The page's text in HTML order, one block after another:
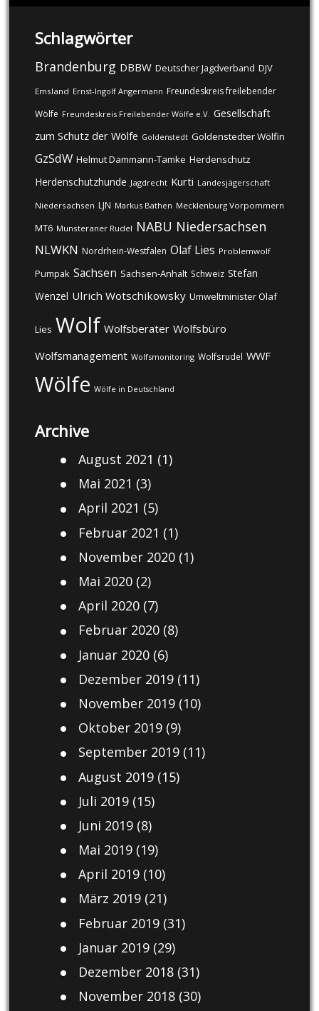
Schlagwörter
Brandenburg DBBW Deutscher Jagdverband DJV
Emsland Ernst-Ingolf Angermann Freundeskreis freilebender
Wölfe Freundeskreis Freilebender Wölfe e.V. Gesellschaft
zum Schutz der Wölfe Goldenstedt Goldenstedter Wölfin
GzSdW Helmut Dammann-Tamke Herdenschutz
Herdenschutzhunde Jagdrecht Kurti Landesjägerschaft
Niedersachsen LJN Markus Bathen Mecklenburg Vorpommern
MT6 Munsteraner Rudel NABU Niedersachsen
NLWKN Nordrhein-Westfalen Olaf Lies Problemwolf
Pumpak Sachsen Sachsen-Anhalt Schweiz Stefan
Wenzel Ulrich Wotschikowsky Umweltminister Olaf
Lies Wolf Wolfsberater Wolfsbüro
Wolfsmanagement Wolfsmonitoring Wolfsrudel WWF
Wölfe Wölfe in Deutschland
Archive
August 2021 (1)
Mai 2021 (3)
April 2021 (5)
Februar 2021 (1)
November 2020(1)
Mai 2020(2)
April 2020(7)
Februar 2020(8)
Januar 2020(6)
Dezember 2019(11)
November 2019(10)
Oktober 2019(9)
September 2019(11)
August 2019(15)
Juli 2019(15)
Juni 2019(8)
Mai 2019(19)
April 2019(10)
März 2019(21)
Februar 2019(31)
Januar 2019(29)
Dezember 2018(31)
November 2018(30)